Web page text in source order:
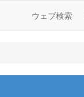
ウェブ検索